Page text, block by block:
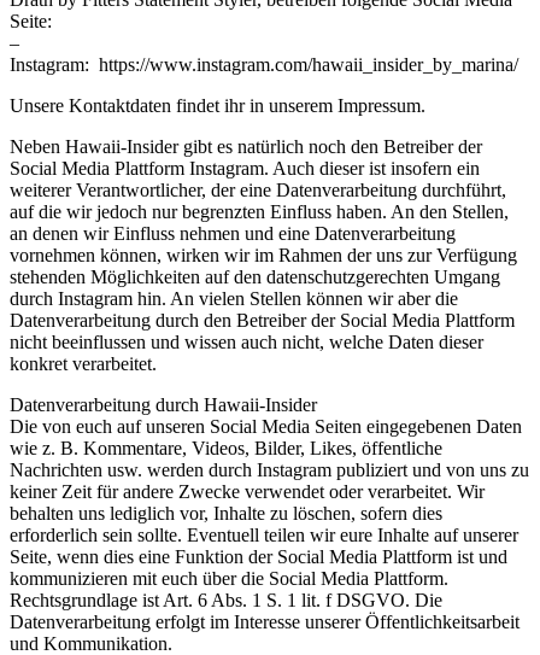
Seite:
–
Instagram: https://www.instagram.com/hawaii_insider_by_marina/
Unsere Kontaktdaten findet ihr in unserem Impressum.
Neben Hawaii-Insider gibt es natürlich noch den Betreiber der
Social Media Plattform Instagram. Auch dieser ist insofern ein
weiterer Verantwortlicher, der eine Datenverarbeitung durchführt,
auf die wir jedoch nur begrenzten Einfluss haben. An den Stellen,
an denen wir Einfluss nehmen und eine Datenverarbeitung
vornehmen können, wirken wir im Rahmen der uns zur Verfügung
stehenden Möglichkeiten auf den datenschutzgerechten Umgang
durch Instagram hin. An vielen Stellen können wir aber die
Datenverarbeitung durch den Betreiber der Social Media Plattform
nicht beeinflussen und wissen auch nicht, welche Daten dieser
konkret verarbeitet.
Datenverarbeitung durch Hawaii-Insider
Die von euch auf unseren Social Media Seiten eingegebenen Daten
wie z. B. Kommentare, Videos, Bilder, Likes, öffentliche
Nachrichten usw. werden durch Instagram publiziert und von uns zu
keiner Zeit für andere Zwecke verwendet oder verarbeitet. Wir
behalten uns lediglich vor, Inhalte zu löschen, sofern dies
erforderlich sein sollte. Eventuell teilen wir eure Inhalte auf unserer
Seite, wenn dies eine Funktion der Social Media Plattform ist und
kommunizieren mit euch über die Social Media Plattform.
Rechtsgrundlage ist Art. 6 Abs. 1 S. 1 lit. f DSGVO. Die
Datenverarbeitung erfolgt im Interesse unserer Öffentlichkeitsarbeit
und Kommunikation.